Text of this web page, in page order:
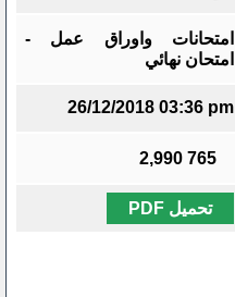
امتحانات واوراق عمل -
امتحان نهائي
26/12/2018 03:36 pm
765
2,990
تحميل PDF